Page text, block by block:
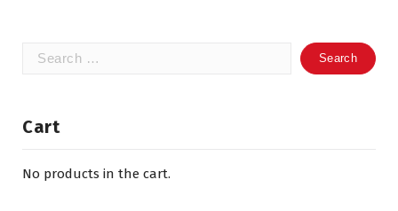
Search
Cart
No products in the cart.